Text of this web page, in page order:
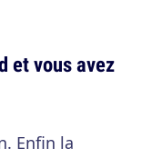
et vous avez
Enfin la